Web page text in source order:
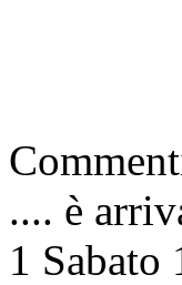
.... è
1 Sabato